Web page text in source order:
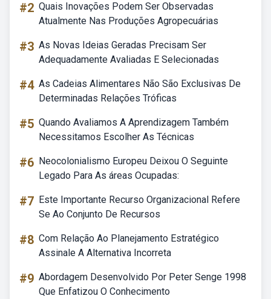
#2 Quais Inovações Podem Ser Observadas
Atualmente Nas Produções Agropecuárias
#3 As Novas Ideias Geradas Precisam Ser
Adequadamente Avaliadas E Selecionadas
#4 As Cadeias Alimentares Não São Exclusivas De
Determinadas Relações Tróficas
#5 Quando Avaliamos A Aprendizagem Também
Necessitamos Escolher As Técnicas
#6 Neocolonialismo Europeu Deixou O Seguinte
Legado Para As áreas Ocupadas:
#7 Este Importante Recurso Organizacional Refere
Se Ao Conjunto De Recursos
#8 Com Relação Ao Planejamento Estratégico
Assinale A Alternativa Incorreta
#9 Abordagem Desenvolvido Por Peter Senge 1998
Que Enfatizou O Conhecimento